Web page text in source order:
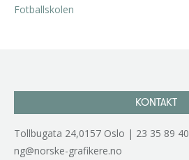
KONTAKT
Tollbugata 24,0157 Oslo | 23 35 89 40
ng@norske-grafikere.no